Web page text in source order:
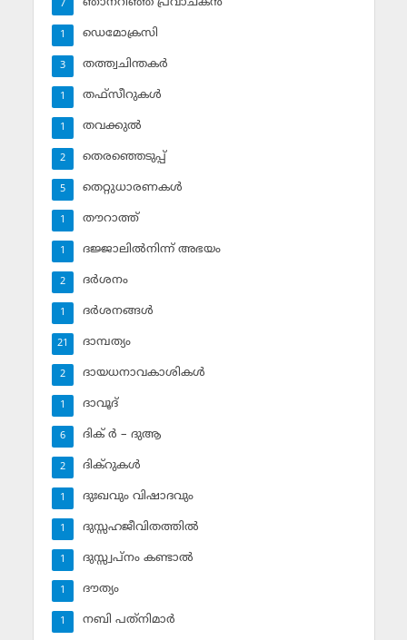
7
ഡെമോക്രസി
1
തത്ത്വചിന്തകര്‍
3
തഫ്‌സീറുകള്‍
1
തവക്കുല്‍
1
തെരഞ്ഞെടുപ്പ്
2
തെറ്റുധാരണകള്‍
5
തൗറാത്ത്
1
ദജ്ജാലില്‍നിന്ന് അഭയം
1
ദര്‍ശനം
2
ദര്‍ശനങ്ങള്‍
1
ദാമ്പത്യം
21
ദായധനാവകാശികള്‍
2
ദാവൂദ്‌
1
ദിക് ര്‍ – ദുആ
6
ദിക്‌റുകള്‍
2
ദുഃഖവും വിഷാദവും
1
ദുസ്സഹജീവിതത്തില്‍
1
ദുസ്സ്വപ്‌നം കണ്ടാല്‍
1
ദൗത്യം
1
നബി പത്‌നിമാര്‍
1